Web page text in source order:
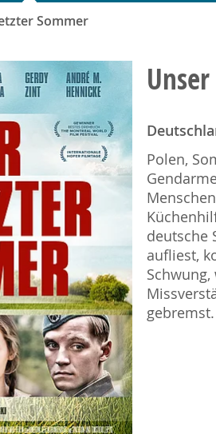
Sommer
Polen,
deutsche
aufliest,
gebremst.